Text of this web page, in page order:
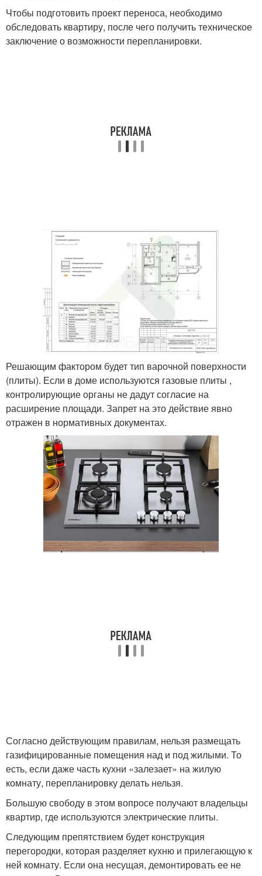
Чтобы подготовить проект переноса, необходимо
обследовать квартиру, после чего получить техническое
заключение о возможности перепланировки.
Решающим фактором будет тип варочной поверхности
(плиты). Если в доме используются газовые плиты ,
контролирующие органы не дадут согласие на
расширение площади. Запрет на это действие явно
отражен в нормативных документах.
Согласно действующим правилам, нельзя размещать
газифицированные помещения над и под жилыми. То
есть, если даже часть кухни «залезает» на жилую
комнату, перепланировку делать нельзя.
Большую свободу в этом вопросе получают владельцы
квартир, где используются электрические плиты.
Следующим препятствием будет конструкция
перегородки, которая разделяет кухню и прилегающую к
ней комнату. Если она несущая, демонтировать ее не